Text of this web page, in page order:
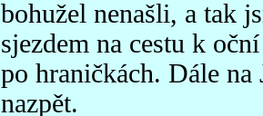
bohužel nenašli, a tak
sjezdem na cestu k
po hraničkách. Dále na
nazpět.